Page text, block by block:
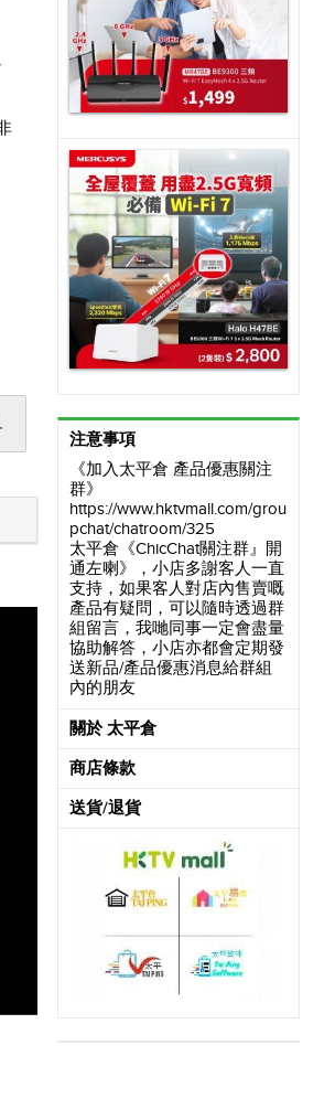
注意事項
《加入太平倉 產品優惠關注
群》
https://www.hktvmall.com/grou
pchat/chatroom/325
太平倉《ChicChat關注群』開
通左喇》，小店多謝客人一直
支持，如果客人對店內售賣嘅
產品有疑問，可以隨時透過群
組留言，我哋同事一定會盡量
協助解答，小店亦都會定期發
送新品/產品優惠消息給群組
內的朋友
關於 太平倉
商店條款
送貨/退貨